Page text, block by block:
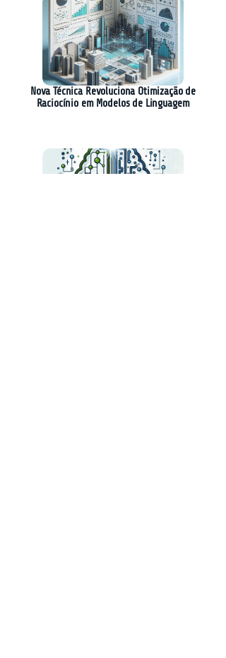
Nova Técnica Revoluciona Otimização de
Raciocínio em Modelos de Linguagem